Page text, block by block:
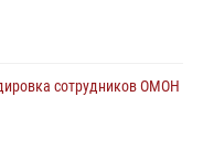
сотрудников ОМОН